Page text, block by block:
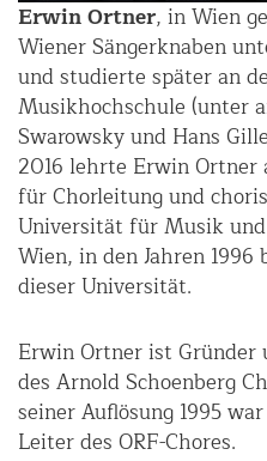
Erwin Ortner, in Wien
Wiener Sängerknaben
und studierte später an
Musikhochschule (unter
Swarowsky und Hans
2016 lehrte Erwin Ortner
für Chorleitung und
Universität für Musik
Wien, in den Jahren
dieser Universität.
Erwin Ortner ist
des Arnold Schoenberg
seiner Auflösung 1995
Leiter des ORF-Chores.